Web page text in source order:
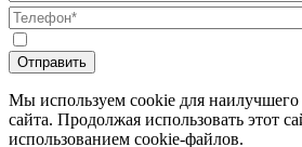
Мы используем cookie для наилучшего
сайта. Продолжая использовать этот
использованием cookie-файлов.